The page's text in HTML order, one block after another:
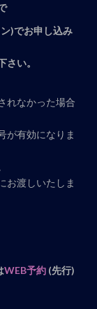
)でお申し込み
い。
れなかった場合
が有効になりま
お渡しいたしま
WEB予約(先行)